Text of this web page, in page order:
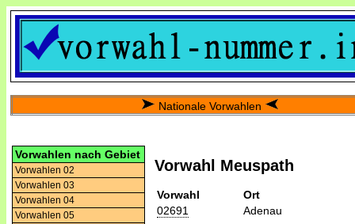
Nationale Vorwahlen
Vorwahlen nach Gebiet
Vorwahlen 02
Vorwahlen 03
Vorwahlen 04
Vorwahlen 05
Vorwahl Meuspath
Vorwahl
Ort
02691
Adenau